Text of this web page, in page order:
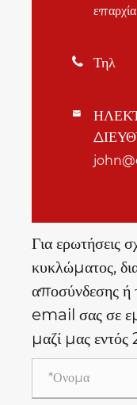
 Τηλ

Για ερωτήσεις
κυκλώματος,
αποσύνδεσης ή
email σας σε
μαζί μας